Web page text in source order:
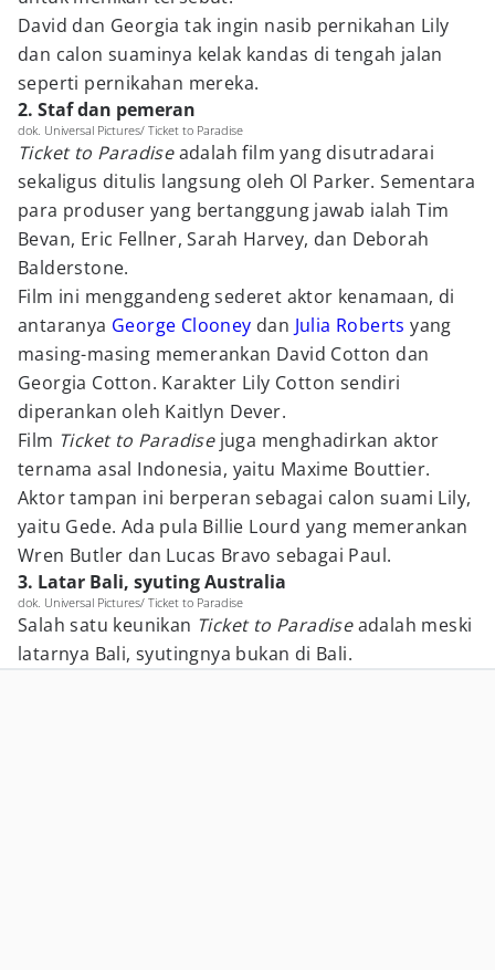
David dan Georgia tak ingin nasib pernikahan Lily
dan calon suaminya kelak kandas di tengah jalan
seperti pernikahan mereka.
2. Staf dan pemeran
dok. Universal Pictures/ Ticket to Paradise
Ticket to Paradiseadalah film yang disutradarai
sekaligus ditulis langsung oleh Ol Parker. Sementara
para produser yang bertanggung jawab ialah Tim
Bevan, Eric Fellner, Sarah Harvey, dan Deborah
Balderstone.
Film ini menggandeng sederet aktor kenamaan, di
antaranya George Clooney dan Julia Roberts yang
masing-masing memerankan David Cotton dan
Georgia Cotton. Karakter Lily Cotton sendiri
diperankan oleh Kaitlyn Dever.
Film Ticket to Paradise juga menghadirkan aktor
ternama asal Indonesia, yaitu Maxime Bouttier.
Aktor tampan ini berperan sebagai calon suami Lily,
yaitu Gede. Ada pula Billie Lourd yang memerankan
Wren Butler dan Lucas Bravo sebagai Paul.
3. Latar Bali, syuting Australia
dok. Universal Pictures/ Ticket to Paradise
Salah satu keunikan Ticket to Paradiseadalah meski
latarnya Bali, syutingnya bukan di Bali.